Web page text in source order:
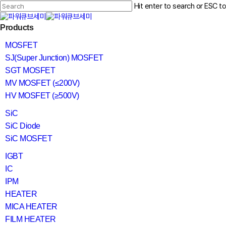
Skip
to
main
content
Hit enter to search or ESC
Close
Search
search
Menu
Products
MOSFET
SJ(Super Junction) MOSFET
SGT MOSFET
MV MOSFET (≤200V)
HV MOSFET (≥500V)
SiC
SiC Diode
SiC MOSFET
IGBT
IC
IPM
HEATER
MICA HEATER
FILM HEATER